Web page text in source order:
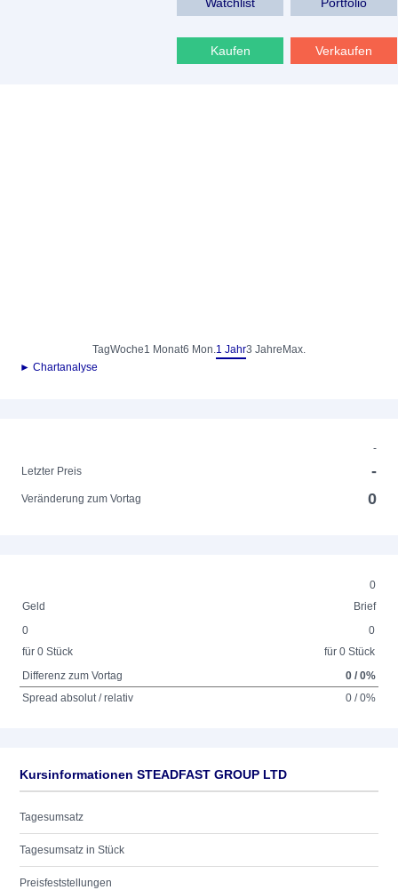
Kaufen Verkaufen
TagWoche1 Monat6 Mon.1 Jahr3 Jahre Max.
► Chartanalyse
-
Letzter Preis
-
Veränderung zum Vortag 0
0
Geld
Brief
0
für 0 Stück
0
für 0 Stück
Differenz zum Vortag
0 / 0%
Spread absolut / relativ
0 / 0%
Kursinformationen STEADFAST GROUP LTD
Tagesumsatz
Tagesumsatz in Stück
Preisfeststellungen